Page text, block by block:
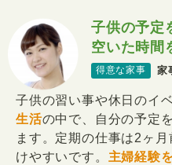
子供の予定
空いた時間
得意な家事 家
子供の習い事や休日のイ
生活の中で、自分の予定
ます。定期の仕事は2ヶ
けやすいです。 主婦経験